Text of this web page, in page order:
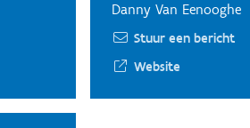
Danny Van Eenooghe
Stuur een bericht
Website